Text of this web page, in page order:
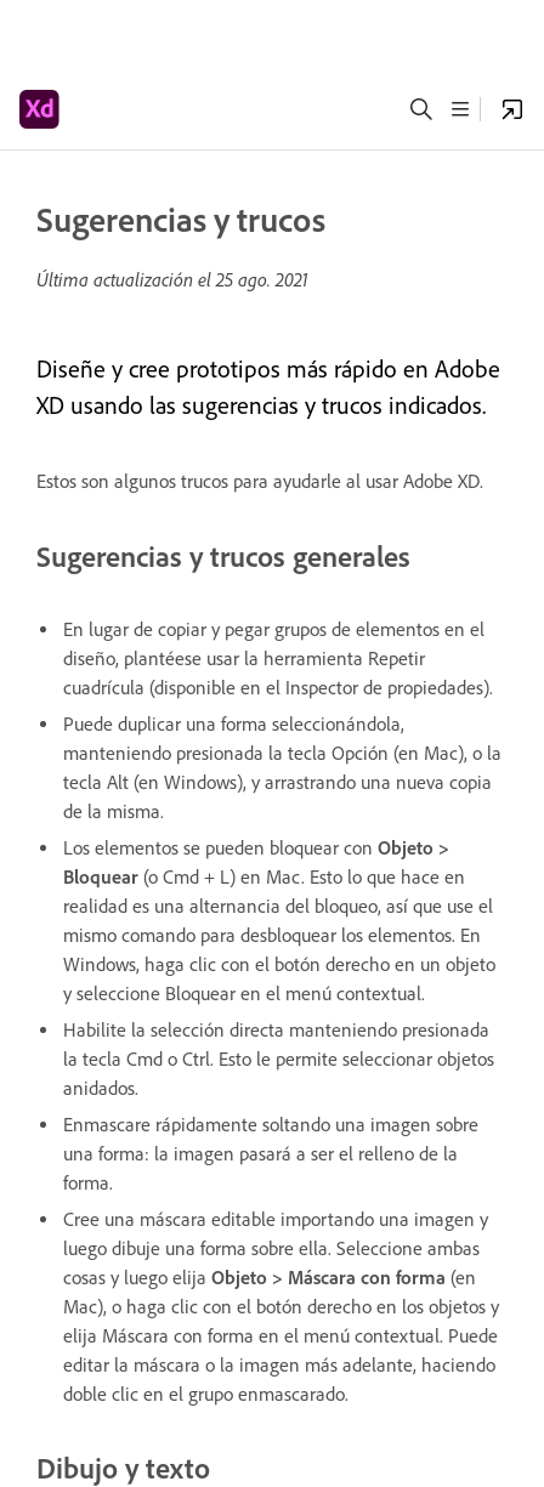
Sugerencias y trucos
Última actualización el25 ago. 2021
Diseñe y cree prototipos más rápido en Adobe
XD usando las sugerencias y trucos indicados.
Estos son algunos trucos para ayudarle al usar Adobe XD.
Sugerencias y trucos generales
En lugar de copiar y pegar grupos de elementos en el
diseño, plantéese usar la herramienta Repetir
cuadrícula (disponible en el Inspector de propiedades).
Puede duplicar una forma seleccionándola,
manteniendo presionada la tecla Opción (en Mac), o la
tecla Alt (en Windows), y arrastrando una nueva copia
de la misma.
Los elementos se pueden bloquear con Objeto >
Bloquear (o Cmd + L) en Mac. Esto lo que hace en
realidad es una alternancia del bloqueo, así que use el
mismo comando para desbloquear los elementos. En
Windows, haga clic con el botón derecho en un objeto
y seleccione Bloquear en el menú contextual.
Habilite la selección directa manteniendo presionada
la tecla Cmd o Ctrl. Esto le permite seleccionar objetos
anidados.
Enmascare rápidamente soltando una imagen sobre
una forma: la imagen pasará a ser el relleno de la
forma.
Cree una máscara editable importando una imagen y
luego dibuje una forma sobre ella. Seleccione ambas
cosas y luego elija Objeto > Máscara con forma (en
Mac), o haga clic con el botón derecho en los objetos y
elija Máscara con forma en el menú contextual. Puede
editar la máscara o la imagen más adelante, haciendo
doble clic en el grupo enmascarado.
Dibujo y texto